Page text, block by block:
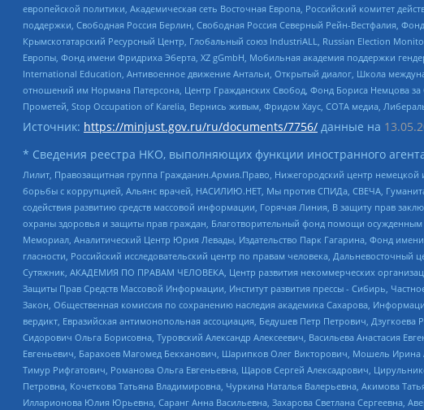
европейской политики, Академическая сеть Восточная Европа, Российский комитет
поддержки, Свободная Россия Берлин, Свободная Россия Северный Рейн-Вестфалия,
Крымскотатарский Ресурсный Центр, Глобальный союз IndustriALL, Russian Election
Европы, Фонд имени Фридриха Эберта, XZ gGmbH, Мобильная академия поддержки
International Education, Антивоенное движение Антальи, Открытый диалог, Школа
отношений им Нормана Патерсона, Центр Гражданских Свобод, Фонд Бориса Немцова
Прометей, Stop Occupation of Karelia, Вернись живым, Фридом Хаус, СОТА медиа,
Источник: https://minjust.gov.ru/ru/documents/7756/ данные на
* Сведения реестра НКО, выполняющих функции иностранного
Лилит, Правозащитная группа Гражданин.Армия.Право, Нижегородский центр
борьбы с коррупцией, Альянс врачей, НАСИЛИЮ.НЕТ, Мы против СПИДа, СВЕЧА,
содействия развитию средств массовой информации, Горячая Линия, В защиту прав
охраны здоровья и защиты прав граждан, Благотворительный фонд помощи осужденным
Мемориал, Аналитический Центр Юрия Левады, Издательство Парк Гагарина, Фонд
гласности, Российский исследовательский центр по правам человека,
Сутяжник, АКАДЕМИЯ ПО ПРАВАМ ЧЕЛОВЕКА, Центр развития некоммерческих
Защиты Прав Средств Массовой Информации, Институт развития прессы - Сибирь,
Закон, Общественная комиссия по сохранению наследия академика Сахарова,
вердикт, Евразийская антимонопольная ассоциация, Бедушев Петр Петрович,
Сидорович Ольга Борисовна, Туровский Александр Алексеевич, Васильева Анастасия
Евгеньевич, Барахоев Магомед Бекханович, Шарипков Олег Викторович, Мошель
Тимур Рифгатович, Романова Ольга Евгеньевна, Щаров Сергей Алексадрович,
Петровна, Кочеткова Татьяна Владимировна, Чуркина Наталья Валерьевна, Акимова
Илларионова Юлия Юрьевна, Саранг Анна Васильевна, Захарова Светлана Сергеевна,